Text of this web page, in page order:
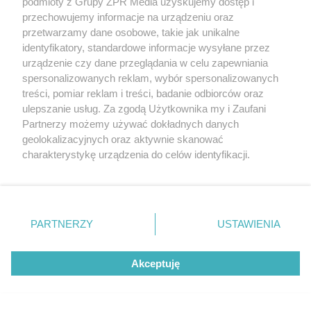
Sinice Łeba. Czy w Łebie można się kąpać
08.08? Flaga, warunki pogodowe
przechowujemy informacje na urządzeniu oraz
przetwarzamy dane osobowe, takie jak unikalne
identyfikatory, standardowe informacje wysyłane przez
urządzenie czy dane przeglądania w celu zapewniania
spersonalizowanych reklam, wybór spersonalizowanych
treści, pomiar reklam i treści, badanie odbiorców oraz
ulepszanie usług. Za zgodą Użytkownika my i Zaufani
Partnerzy możemy używać dokładnych danych
geolokalizacyjnych oraz aktywnie skanować
charakterystykę urządzenia do celów identyfikacji.
zmienić/wycofać klikając przycisk ustawień prywatności
znajdujący się w lewym dolnym rogu strony
rodzaje przetwarzania danych nie wymagają zgody
użytkownika, ale masz prawo sprzeciwić się takiemu
przetwarzaniu. Preferencje będą miały zastosowanie tylko
PARTNERZY USTAWIENIA
Akceptuję